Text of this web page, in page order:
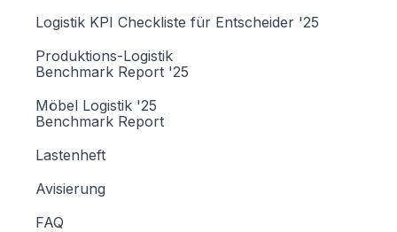
Logistik KPI Checkliste für Entscheider '25
Produktions-Logistik
Benchmark Report '25
Möbel Logistik '25
Benchmark Report
Lastenheft
Avisierung
FAQ